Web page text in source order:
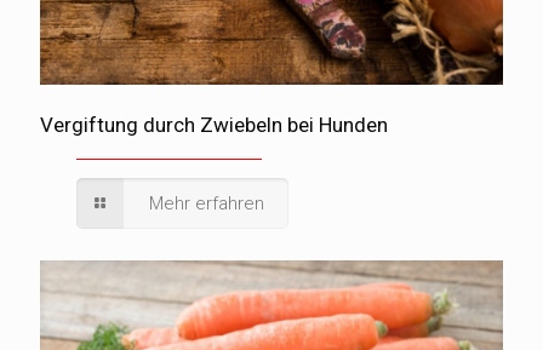
Vergiftung durch Zwiebeln bei Hunden
Mehr erfahren